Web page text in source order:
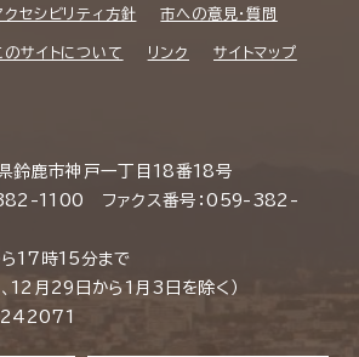
クセシビリティ方針 市への意見・質問
のサイトについて リンク サイトマップ
鹿市神戸一丁目18番18号
1100 ファクス番号：059-382-
17時15分まで
、12月29日から1月3日を除く）